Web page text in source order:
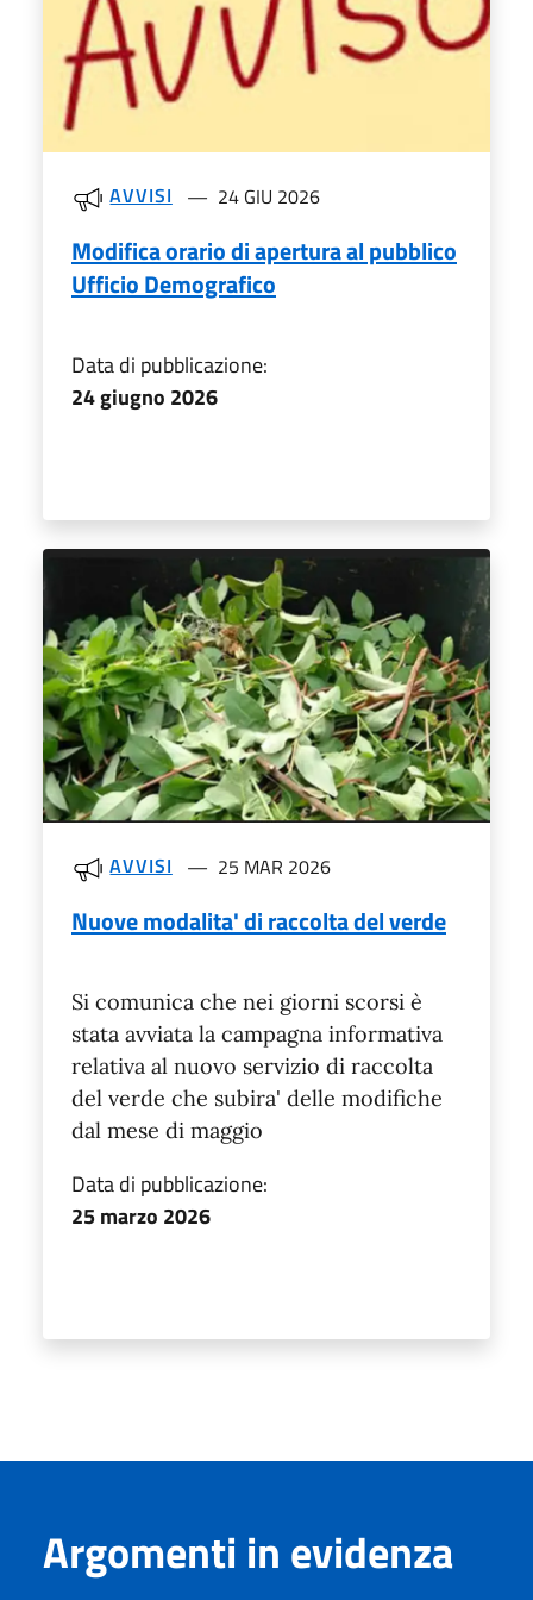
AVVISI 24 GIU 2026
Modifica orario di apertura al pubblico
Ufficio Demografico
Data di pubblicazione:
24 giugno 2026
AVVISI 25 MAR 2026
Nuove modalita' di raccolta del verde
Si comunica che nei giorni scorsi è
stata avviata la campagna informativa
relativa al nuovo servizio di raccolta
del verde che subira' delle modifiche
dal mese di maggio
Data di pubblicazione:
25 marzo 2026
Argomenti in evidenza